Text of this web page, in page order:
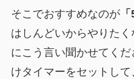
そこでおすすめなのが「
はしんどいからやりた
にこう言い聞かせてく
けタイマーをセットし